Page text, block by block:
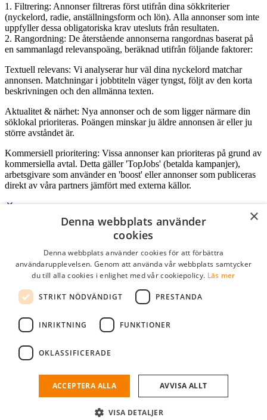
1. Filtrering: Annonser filtreras först utifrån dina sökkriterier
(nyckelord, radie, anställningsform och lön). Alla annonser som inte
uppfyller dessa obligatoriska krav utesluts från resultaten.
2. Rangordning: De återstående annonserna rangordnas baserat på
en sammanlagd relevanspoäng, beräknad utifrån följande faktorer:
Textuell relevans: Vi analyserar hur väl dina nyckelord matchar
annonsen. Matchningar i jobbtiteln väger tyngst, följt av den korta
beskrivningen och den allmänna texten.
Aktualitet & närhet: Nya annonser och de som ligger närmare din
söklokal prioriteras. Poängen minskar ju äldre annonsen är eller ju
större avståndet är.
Kommersiell prioritering: Vissa annonser kan prioriteras på grund av
kommersiella avtal. Detta gäller 'TopJobs' (betalda kampanjer),
arbetsgivare som använder en 'boost' eller annonser som publiceras
direkt av våra partners jämfört med externa källor.
Logga in som företag
Lösenord
kom ihåg mig
logga in
Kostnadsfri företagsprofil
och söka efter passande kandidater till ditt företag.
×
Denna webbplats använder
cookies
Denna webbplats använder cookies för att förbättra
användarupplevelsen. Genom att använda vår webbplats samtycker
du till alla cookies i enlighet med vår cookiepolicy. Läs mer
STRIKT NÖDVÄNDIGT PRESTANDA
INRIKTNING FUNKTIONER
OKLASSIFICERADE
ACCEPTERA ALLA AVVISA ALLT
VISA DETALJER